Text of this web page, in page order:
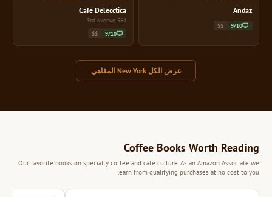
Andaz
9/10
$$
Cafe Delecctica
564 3rd Avenue
9/10
$$
عرض الكل New York المقاهي
Coffee Books Worth Reading
Our favorite books on specialty coffee and cafe culture. As an Amazon Associate we
earn from qualifying purchases at no cost to you.